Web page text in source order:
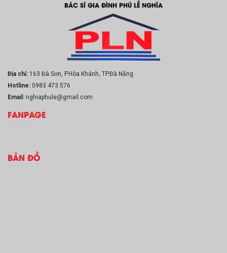
BÁC SĨ GIA ĐÌNH PHÚ LỄ NGHĨA
Địa chỉ: 163 Đà Sơn, P.Hòa Khánh, TP.Đà Nẵng
Hotline: 0983 473 576
Email: nghiaphule@gmail.com
FANPAGE
BẢN ĐỒ